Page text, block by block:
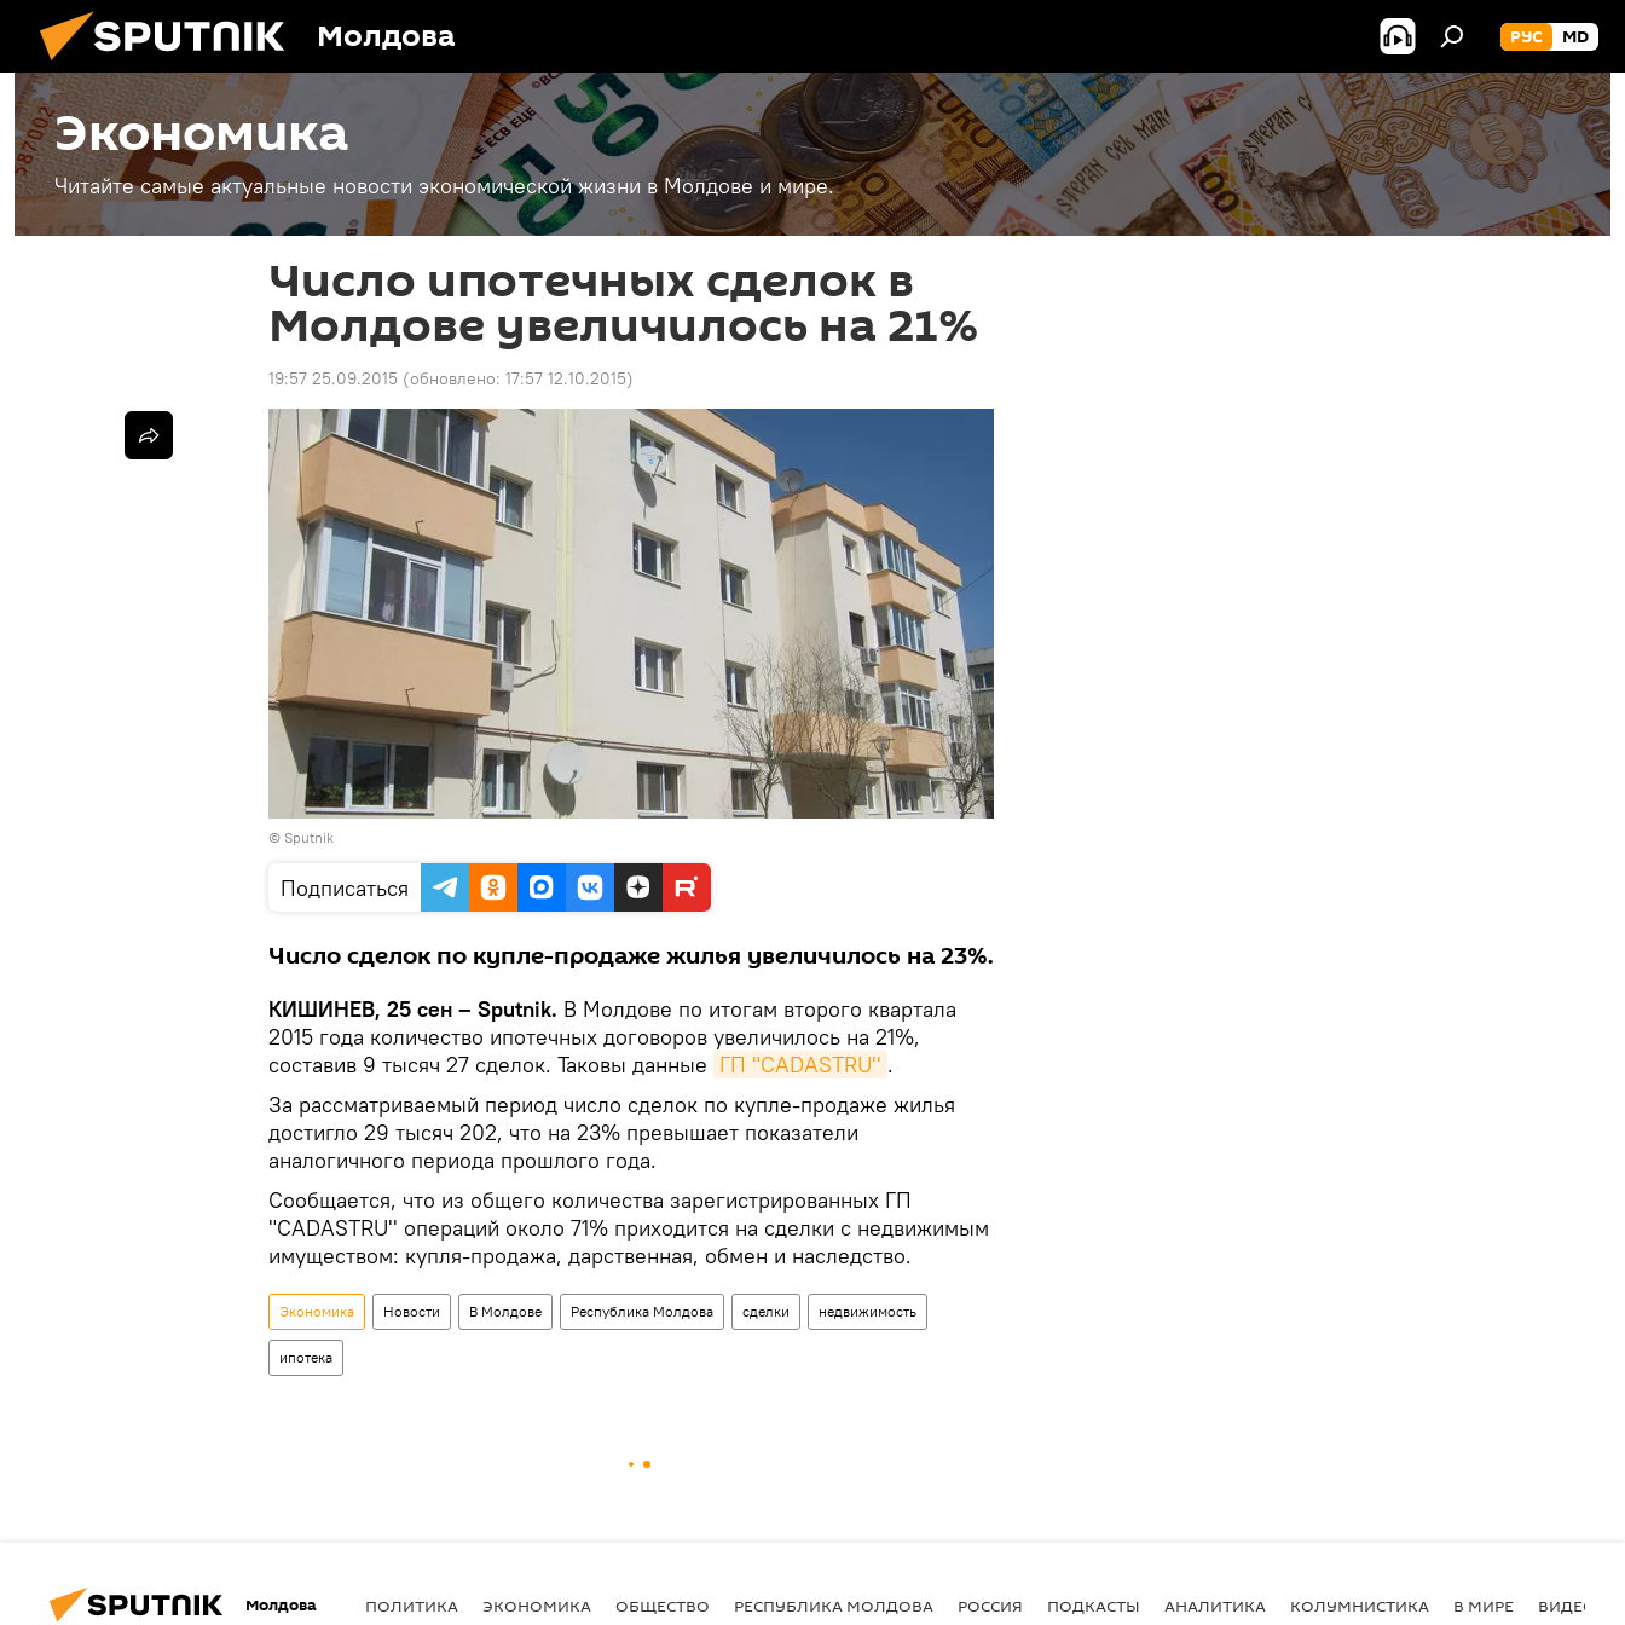
Молдова РУС MD
Экономика
Читайте самые актуальные новости экономической жизни в Молдове и мире.
Число ипотечных сделок в
Молдове увеличилось на 21%
19:57 25.09.2015 (обновлено: 17:57 12.10.2015)
© Sputnik
Подписаться
Число сделок по купле-продаже жилья увеличилось на 23%.
КИШИНЕВ, 25 сен – Sputnik. В Молдове по итогам второго квартала
2015 года количество ипотечных договоров увеличилось на 21%,
составив 9 тысяч 27 сделок. Таковы данные ГП "CADASTRU'' .
За рассматриваемый период число сделок по купле-продаже жилья
достигло 29 тысяч 202, что на 23% превышает показатели
аналогичного периода прошлого года.
Сообщается, что из общего количества зарегистрированных ГП
"CADASTRU'' операций около 71% приходится на сделки с недвижимым
имуществом: купля-продажа, дарственная, обмен и наследство.
Экономика Новости В Молдове Республика Молдова сделки недвижимость
ипотека
Молдова ПОЛИТИКА ЭКОНОМИКА ОБЩЕСТВО РЕСПУБЛИКА МОЛДОВА РОССИЯ ПОДКАСТЫ АНАЛИТИКА КОЛУМНИСТИКА В МИРЕ ВИДЕО